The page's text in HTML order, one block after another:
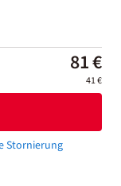
81 €
41 €
Stornierung